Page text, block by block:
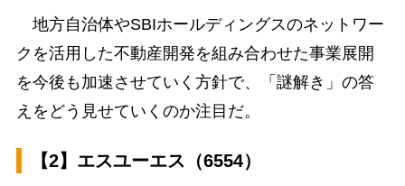
地方自治体やSBIホールディングスのネットワー
クを活用した不動産開発を組み合わせた事業展開
を今後も加速させていく方針で、「謎解き」の答
えをどう見せていくのか注目だ。
【2】エスユーエス（6554）